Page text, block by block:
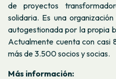
de proyectos
solidaria. Es una
autogestionada por la propia
Actualmente cuenta con casi
más de 3.500 socios y socias.
Más información: